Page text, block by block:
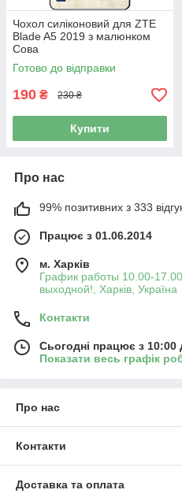
Чохол силіконовий для ZTE
Blade A5 2019 з малюнком
Сова
Готово до відправки
190 ₴ 230 ₴
Купити
Про нас
99% позитивних з 333
Працює з 01.06.2014
м. Харків
График работы 10.00-
выходной!, Харків, Україна
Контакти
Сьогодні працює з 10:00
Показати весь графік
Про нас
Контакти
Доставка та оплата